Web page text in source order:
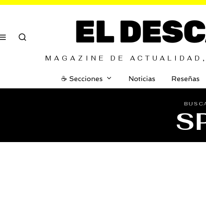
EL
MAGAZINE DE
☕️ Secciones Noticias Reseñas